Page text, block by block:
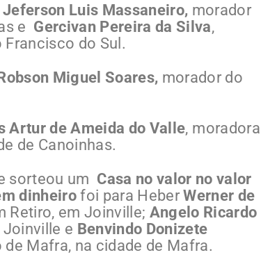
Jeferson Luis Massaneiro, morador
e Gercivan Pereira da Silva,
Francisco do Sul.
Miguel Soares, morador do
Artur de Ameida do Valle, moradora
de Canoinhas.
sorteou um Casa no valor no valor
dinheirofoi para HeberWerner de
Retiro, em Joinville; Angelo Ricardo
e Benvindo Donizete
Mafra, na cidade de Mafra.